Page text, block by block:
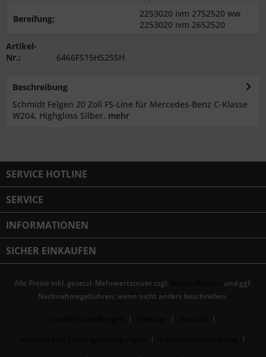
Bereifung:
2253020 ivm 2752520 ww
2253020 ivm 2652520
Artikel-
Nr.:
6466FS15HS25SH
Beschreibung
Schmidt Felgen 20 Zoll FS-Line für Mercedes-Benz C-Klasse
W204, Highgloss Silber. mehr
SERVICE HOTLINE
SERVICE
INFORMATIONEN
SICHER EINKAUFEN
Alle Preise inkl. gesetzl. Mehrwertsteuer zzgl.
und ggf.
Nachnahmegebühren, wenn nicht anders beschrieben.